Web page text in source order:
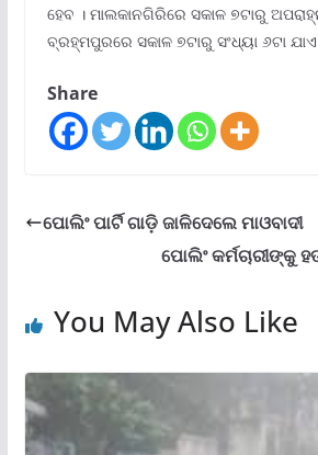
ହେବ । ମାଲକାନଗିରିରେ ସକାଳ ୭ଟାରୁ
ବ୍ରହ୍ମପୁରରେ ସକାଳ ୭ଟାରୁ ସଂଧ୍ୟା ୬ଟା
Share
ପୋଲିଂ ପାର୍ଟି ଗାଡ଼ି ଜାଳିଦେଲେ ମାଓବାଦୀ
ପୋଲିଂ କର୍ମଚାରୀଙ୍କୁ
You May Also Like